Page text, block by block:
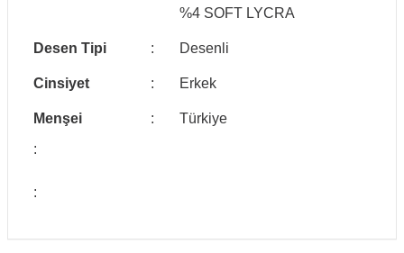
%4 SOFT LYCRA
Desen Tipi : Desenli
Cinsiyet : Erkek
Menşei :
Türkiye
:
: